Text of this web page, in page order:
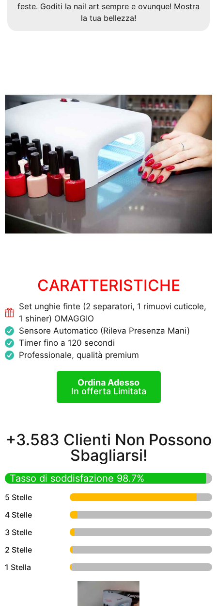
feste. Goditi la nail art sempre e ovunque! Mostra
la tua bellezza!
CARATTERISTICHE
Set unghie finte (2 separatori, 1 rimuovi cuticole,
1 shiner) OMAGGIO
Sensore Automatico (Rileva Presenza Mani)
Timer fino a 120 secondi
Professionale, qualità premium
Ordina Adesso
In offerta Limitata
+3.583 Clienti Non Possono
Sbagliarsi!
Tasso di soddisfazione 98.7%
5 Stelle
4 Stelle
3 Stelle
2 Stelle
1 Stella